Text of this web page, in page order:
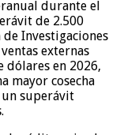
durante el
de 2.500
Investigaciones
externas
dólares en 2026,
mayor cosecha
superávit